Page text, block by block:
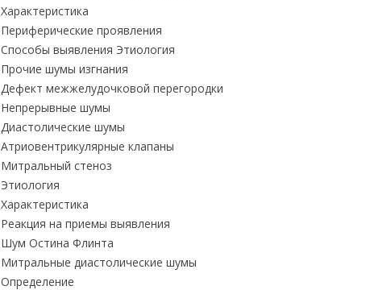
Характеристика
Периферические проявления
Способы выявления Этиология
Прочие шумы изгнания
Дефект межжелудочковой перегородки
Непрерывные шумы
Диастолические шумы
Атриовентрикулярные клапаны
Митральный стеноз
Этиология
Характеристика
Реакция на приемы выявления
Шум Остина Флинта
Митральные диастолические шумы
Определение